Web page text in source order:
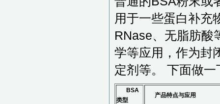
用于一些蛋白补充
RNase、无脂肪酸
学等应用，作为封
定剂等。 下面做
BSA
类型
产品特点与应用